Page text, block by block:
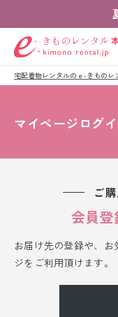
ゲスト
お気に入り
お問い合わせ
着物の種類から探す
宅配着物レンタルのｅ-きものレ
マイページログ
ご
会員登
お届け先の登録や、
ジをご利用頂けます。